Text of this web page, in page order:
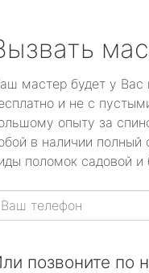
мастер будет у Вас
и не с
опыту за
в наличии полный
поломок садовой и
позвоните по